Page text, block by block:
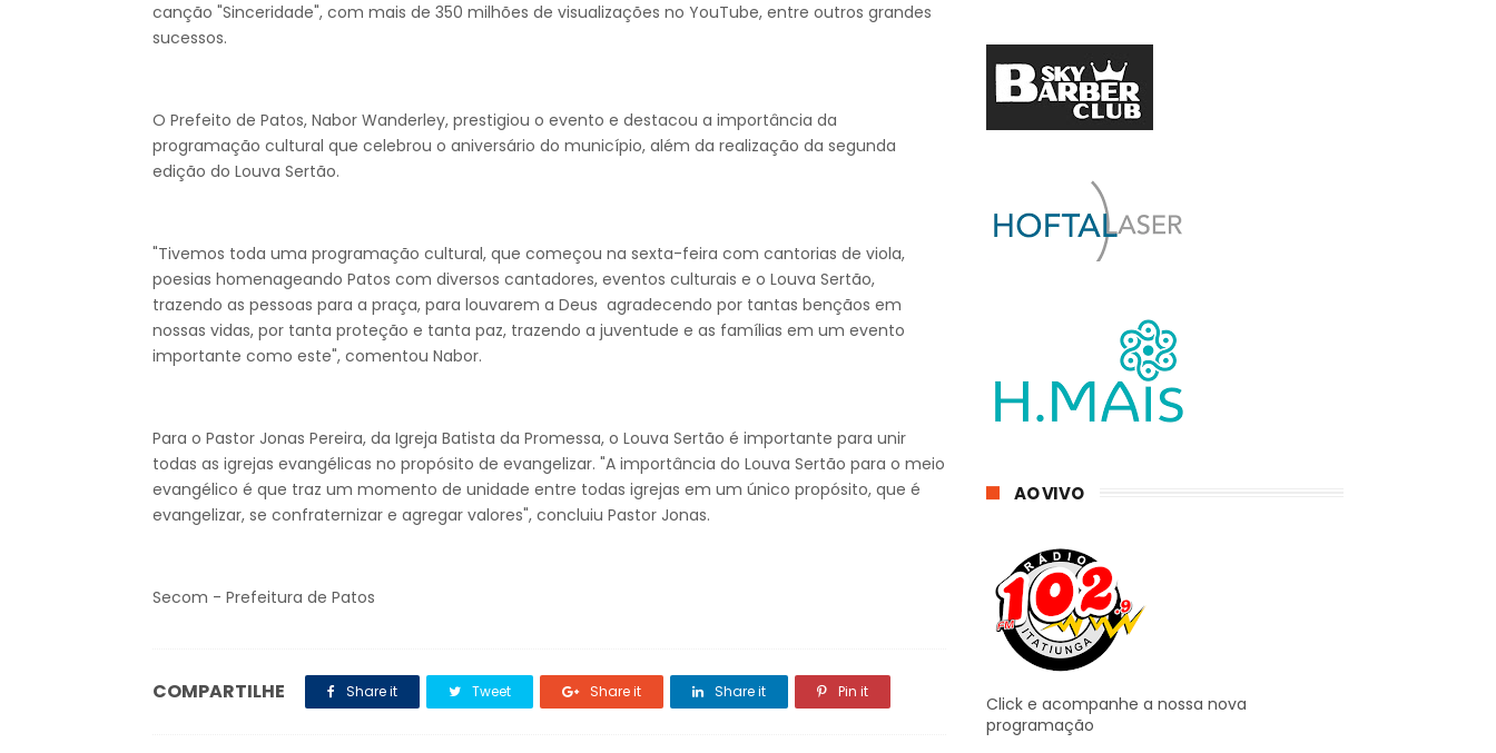
canção "Sinceridade", com mais de 350 milhões de visualizações no YouTube, entre outros grandes
sucessos.
O Prefeito de Patos, Nabor Wanderley, prestigiou o evento e destacou a importância da
programação cultural que celebrou o aniversário do município, além da realização da segunda
edição do Louva Sertão.
"Tivemos toda uma programação cultural, que começou na sexta-feira com cantorias de viola,
poesias homenageando Patos com diversos cantadores, eventos culturais e o Louva Sertão,
trazendo as pessoas para a praça, para louvarem a Deus agradecendo por tantas bençãos em
nossas vidas, por tanta proteção e tanta paz, trazendo a juventude e as famílias em um evento
importante como este", comentou Nabor.
Para o Pastor Jonas Pereira, da Igreja Batista da Promessa, o Louva Sertão é importante para unir
todas as igrejas evangélicas no propósito de evangelizar. "A importância do Louva Sertão para o meio
evangélico é que traz um momento de unidade entre todas igrejas em um único propósito, que é
evangelizar, se confraternizar e agregar valores", concluiu Pastor Jonas.
Secom - Prefeitura de Patos
COMPARTILHE Share it Tweet Share it Share it Pin it
AO VIVO
Click e acompanhe a nossa nova
programação